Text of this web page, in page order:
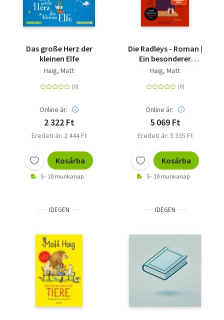
Das große Herz der
kleinen Elfe
Haig, Matt
Online ár:
2 322 Ft
Eredeti ár: 2 444 Ft
Kosárba
5 - 10 munkanap
Die Radleys - Roman |
Ein besonderer
Vampirroman vom
SPIEGEL-Bestsellers
Mitternachtsbibliothek'
Haig, Matt
Online ár:
5 069 Ft
Eredeti ár: 5 335 Ft
Kosárba
5 - 10 munkanap
IDEGEN IDEGEN